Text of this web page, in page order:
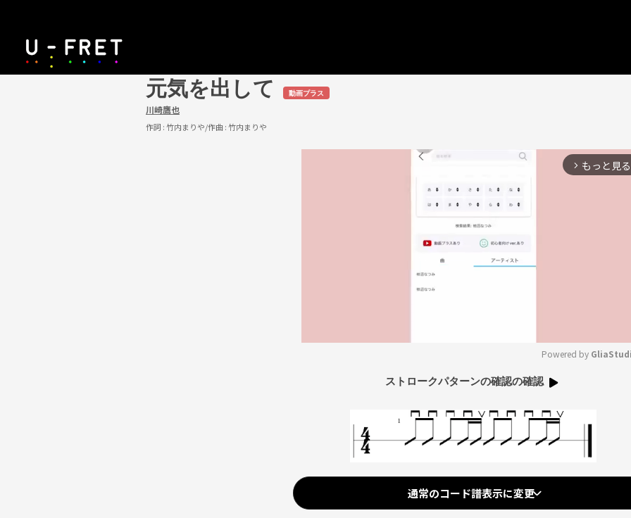
元気を出して 動画プラス
川崎鷹也
作詞 :竹内まりや/作曲 :竹内まりや
arrow_forward_ios もっと見る
Powered by
ストロークパターンの確認の確認
通常のコード譜表示に変更